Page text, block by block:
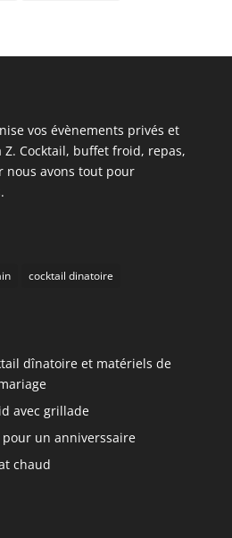
vos évènements privés et
Z. Cocktail, buffet froid, repas,
nous avons tout pour
cocktail dinatoire
dînatoire et matériels de
avec grillade
un anniverssaire
chaud